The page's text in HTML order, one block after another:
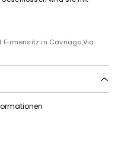
Firmensitz in Cavriago,Via
trocknen; bügeln mit